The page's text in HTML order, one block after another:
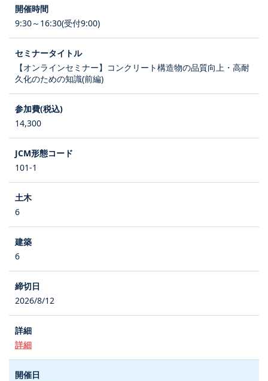
9:30～16:30(受付9:00)
【オンラインセミナー】コンクリート構造物の品質向上・高耐
久化のための知識(前編)
14,300
101-1
6
6
2026/8/12
詳細